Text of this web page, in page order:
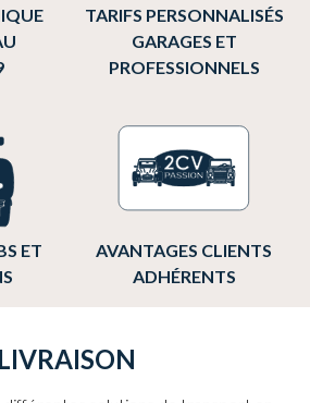
TARIFS PERSONNALISÉS
GARAGES ET
PROFESSIONNELS
ET
AVANTAGES CLIENTS
ADHÉRENTS
LIVRAISON